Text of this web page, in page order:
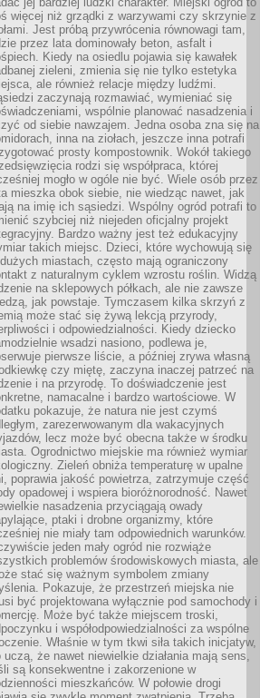
więcej niż grządki z warzywami czy skrzynie z
Jest próbą przywrócenia równowagi tam,
przez lata dominowały beton, asfalt i
Kiedy na osiedlu pojawia się kawałek
zieleni, zmienia się nie tylko estetyka
ale również relacje między ludźmi.
zaczynają rozmawiać, wymieniać się
wspólnie planować nasadzenia i
od siebie nawzajem. Jedna osoba zna się na
inna na ziołach, jeszcze inna potrafi
prosty kompostownik. Wokół takiego
rodzi się współpraca, której
mogło w ogóle nie być. Wiele osób przez
mieszka obok siebie, nie wiedząc nawet, jak
na imię ich sąsiedzi. Wspólny ogród potrafi to
szybciej niż niejeden oficjalny projekt
Bardzo ważny jest też edukacyjny
takich miejsc. Dzieci, które wychowują się
miastach, często mają ograniczony
z naturalnym cyklem wzrostu roślin. Widzą
na sklepowych półkach, ale nie zawsze
jak powstaje. Tymczasem kilka skrzyń z
może stać się żywą lekcją przyrody,
i odpowiedzialności. Kiedy dziecko
wsadzi nasiono, podlewa je,
pierwsze liście, a później zrywa własną
czy miętę, zaczyna inaczej patrzeć na
i na przyrodę. To doświadczenie jest
namacalne i bardzo wartościowe. W
pokazuje, że natura nie jest czymś
zarezerwowanym dla wakacyjnych
lecz może być obecna także w środku
Ogrodnictwo miejskie ma również wymiar
Zieleń obniża temperaturę w upalne
poprawia jakość powietrza, zatrzymuje część
opadowej i wspiera bioróżnorodność. Nawet
nasadzenia przyciągają owady
ptaki i drobne organizmy, które
nie miały tam odpowiednich warunków.
jeden mały ogród nie rozwiąże
problemów środowiskowych miasta, ale
stać się ważnym symbolem zmiany
Pokazuje, że przestrzeń miejska nie
być projektowana wyłącznie pod samochody i
Może być także miejscem troski,
i współodpowiedzialności za wspólne
Właśnie w tym tkwi siła takich inicjatyw,
uczą, że nawet niewielkie działania mają sens,
są konsekwentne i zakorzenione w
mieszkańców. W połowie drogi